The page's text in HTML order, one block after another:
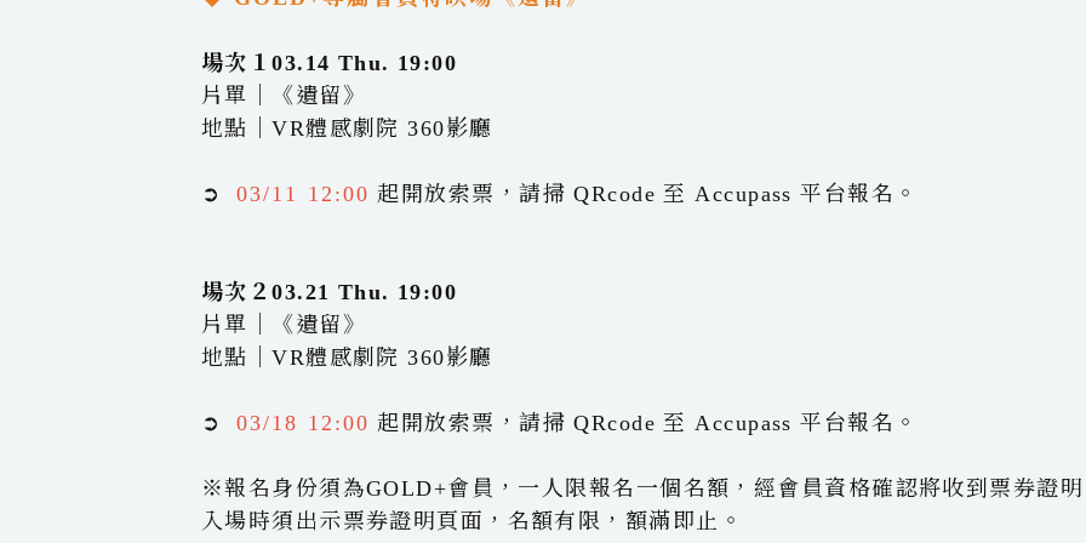
場次１03.14 Thu. 19:00
片單｜《遺留》
地點｜VR體感劇院 360影廳
➲03/11 12:00 起開放索票，請掃 QRcode 至 Accupass 平台報名。
場次２03.21 Thu. 19:00
片單｜《遺留》
地點｜VR體感劇院 360影廳
➲03/18 12:00 起開放索票，請掃 QRcode 至 Accupass 平台報名。
※報名身份須為GOLD+會員，一人限報名一個名額，經會員資格確認將收到票券證
入場時須出示票券證明頁面，名額有限，額滿即止。